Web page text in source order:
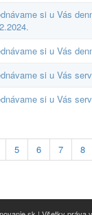
si u Vás
si u Vás
si u Vás
si u Vás
5 6 7 8